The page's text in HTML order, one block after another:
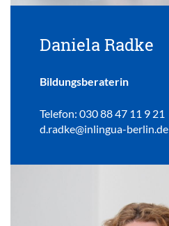
Daniela Radke
Bildungsberaterin
Telefon: 030 88 47 11 9 21
d.radke@inlingua-berlin.de